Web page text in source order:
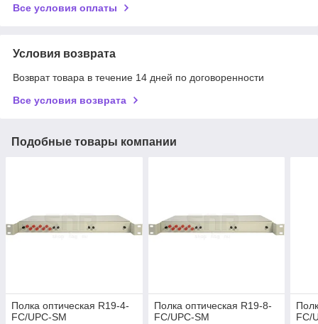
Все условия оплаты
Условия возврата
Возврат товара в течение 14 дней по договоренности
Все условия возврата
Подобные товары компании
Полка оптическая R19-4-
FC/UPC-SM
Полка оптическая R19-8-
FC/UPC-SM
FC/